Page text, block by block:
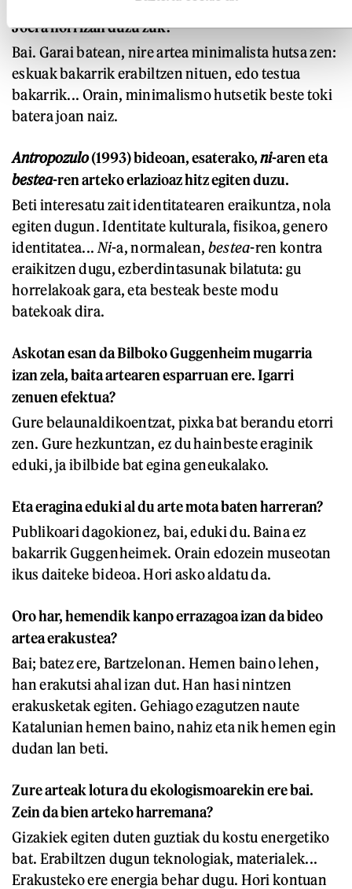
Joera hori izan duzu zuk?
Bai. Garai batean, nire artea minimalista hutsa zen:
eskuak bakarrik erabiltzen nituen, edo testua
bakarrik... Orain, minimalismo hutsetik beste toki
batera joan naiz.
Antropozulo(1993) bideoan, esaterako,ni-aren eta
bestea-ren arteko erlazioaz hitz egiten duzu.
Beti interesatu zait identitatearen eraikuntza, nola
egiten dugun. Identitate kulturala, fisikoa, genero
identitatea... Ni-a, normalean, bestea-ren kontra
eraikitzen dugu, ezberdintasunak bilatuta: gu
horrelakoak gara, eta besteak beste modu
batekoak dira.
Askotan esan da Bilboko Guggenheim mugarria
izan zela, baita artearen esparruan ere. Igarri
zenuen efektua?
Gure belaunaldikoentzat, pixka bat berandu etorri
zen. Gure hezkuntzan, ez du hainbeste eraginik
eduki, ja ibilbide bat egina geneukalako.
Eta eragina eduki al du arte mota baten harreran?
Publikoari dagokionez, bai, eduki du. Baina ez
bakarrik Guggenheimek. Orain edozein museotan
ikus daiteke bideoa. Hori asko aldatu da.
Oro har, hemendik kanpo errazagoa izan da bideo
artea erakustea?
Bai; batez ere, Bartzelonan. Hemen baino lehen,
han erakutsi ahal izan dut. Han hasi nintzen
erakusketak egiten. Gehiago ezagutzen naute
Katalunian hemen baino, nahiz eta nik hemen egin
dudan lan beti.
Zure arteak lotura du ekologismoarekin ere bai.
Zein da bien arteko harremana?
Gizakiek egiten duten guztiak du kostu energetiko
bat. Erabiltzen dugun teknologiak, materialek...
Erakusteko ere energia behar dugu. Hori kontuan